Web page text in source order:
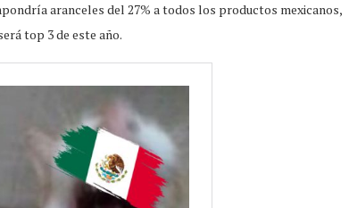
aranceles del 27% a todos los productos mexicanos,
top 3 de este año.